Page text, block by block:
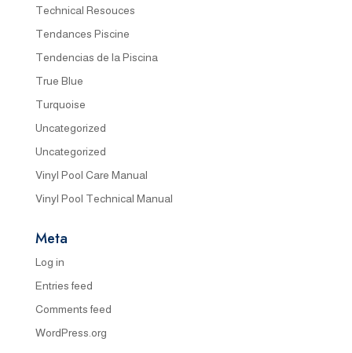
Technical Resouces
Tendances Piscine
Tendencias de la Piscina
True Blue
Turquoise
Uncategorized
Uncategorized
Vinyl Pool Care Manual
Vinyl Pool Technical Manual
Meta
Log in
Entries feed
Comments feed
WordPress.org